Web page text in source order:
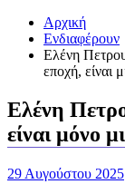
Αρχική
Ενδιαφέρουν
Ελένη
εποχή, είναι
Ελένη
είναι μόνο
29 Αυγούστου 2025